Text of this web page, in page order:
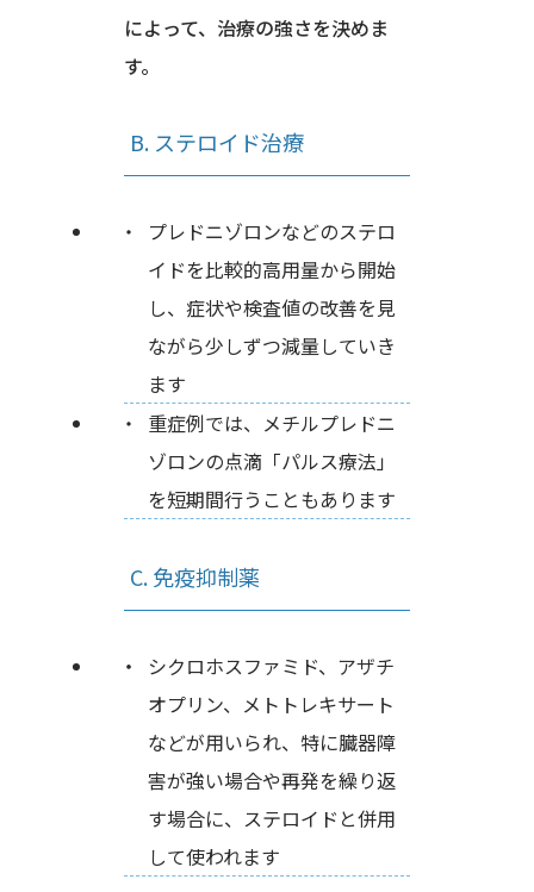
によって、治療の強さを決めま
す。
B. ステロイド治療
プレドニゾロンなどのステロ
イドを比較的高用量から開始
し、症状や検査値の改善を見
ながら少しずつ減量していき
ます
重症例では、メチルプレドニ
ゾロンの点滴「パルス療法」
を短期間行うこともあります
C. 免疫抑制薬
シクロホスファミド、アザチ
オプリン、メトトレキサート
などが用いられ、特に臓器障
害が強い場合や再発を繰り返
す場合に、ステロイドと併用
して使われます